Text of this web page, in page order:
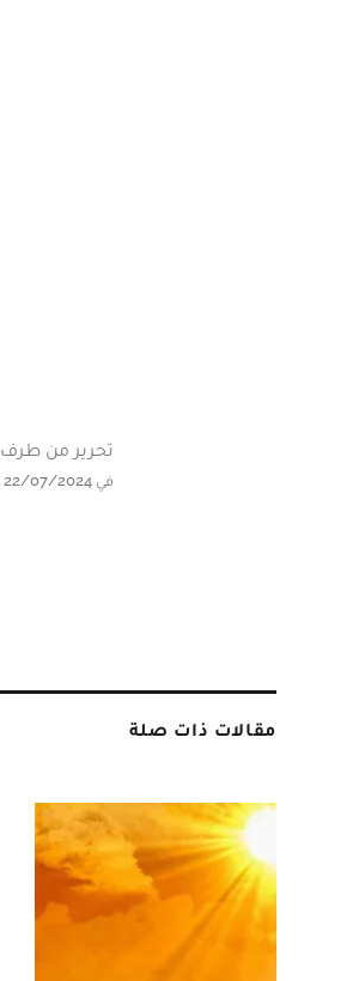
تحرير من طرف
في 22/07/2024 على الساعة 06:10, تحديث بتاريخ 22/07/2024 على الساعة 06:10
مقالات ذات صلة